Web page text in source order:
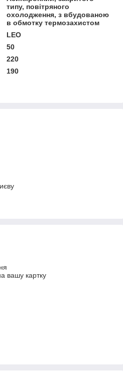
типу, повітряного
охолодження, з вбудованою
в обмотку термозахистом
LEO
50
220
190
вашу картку